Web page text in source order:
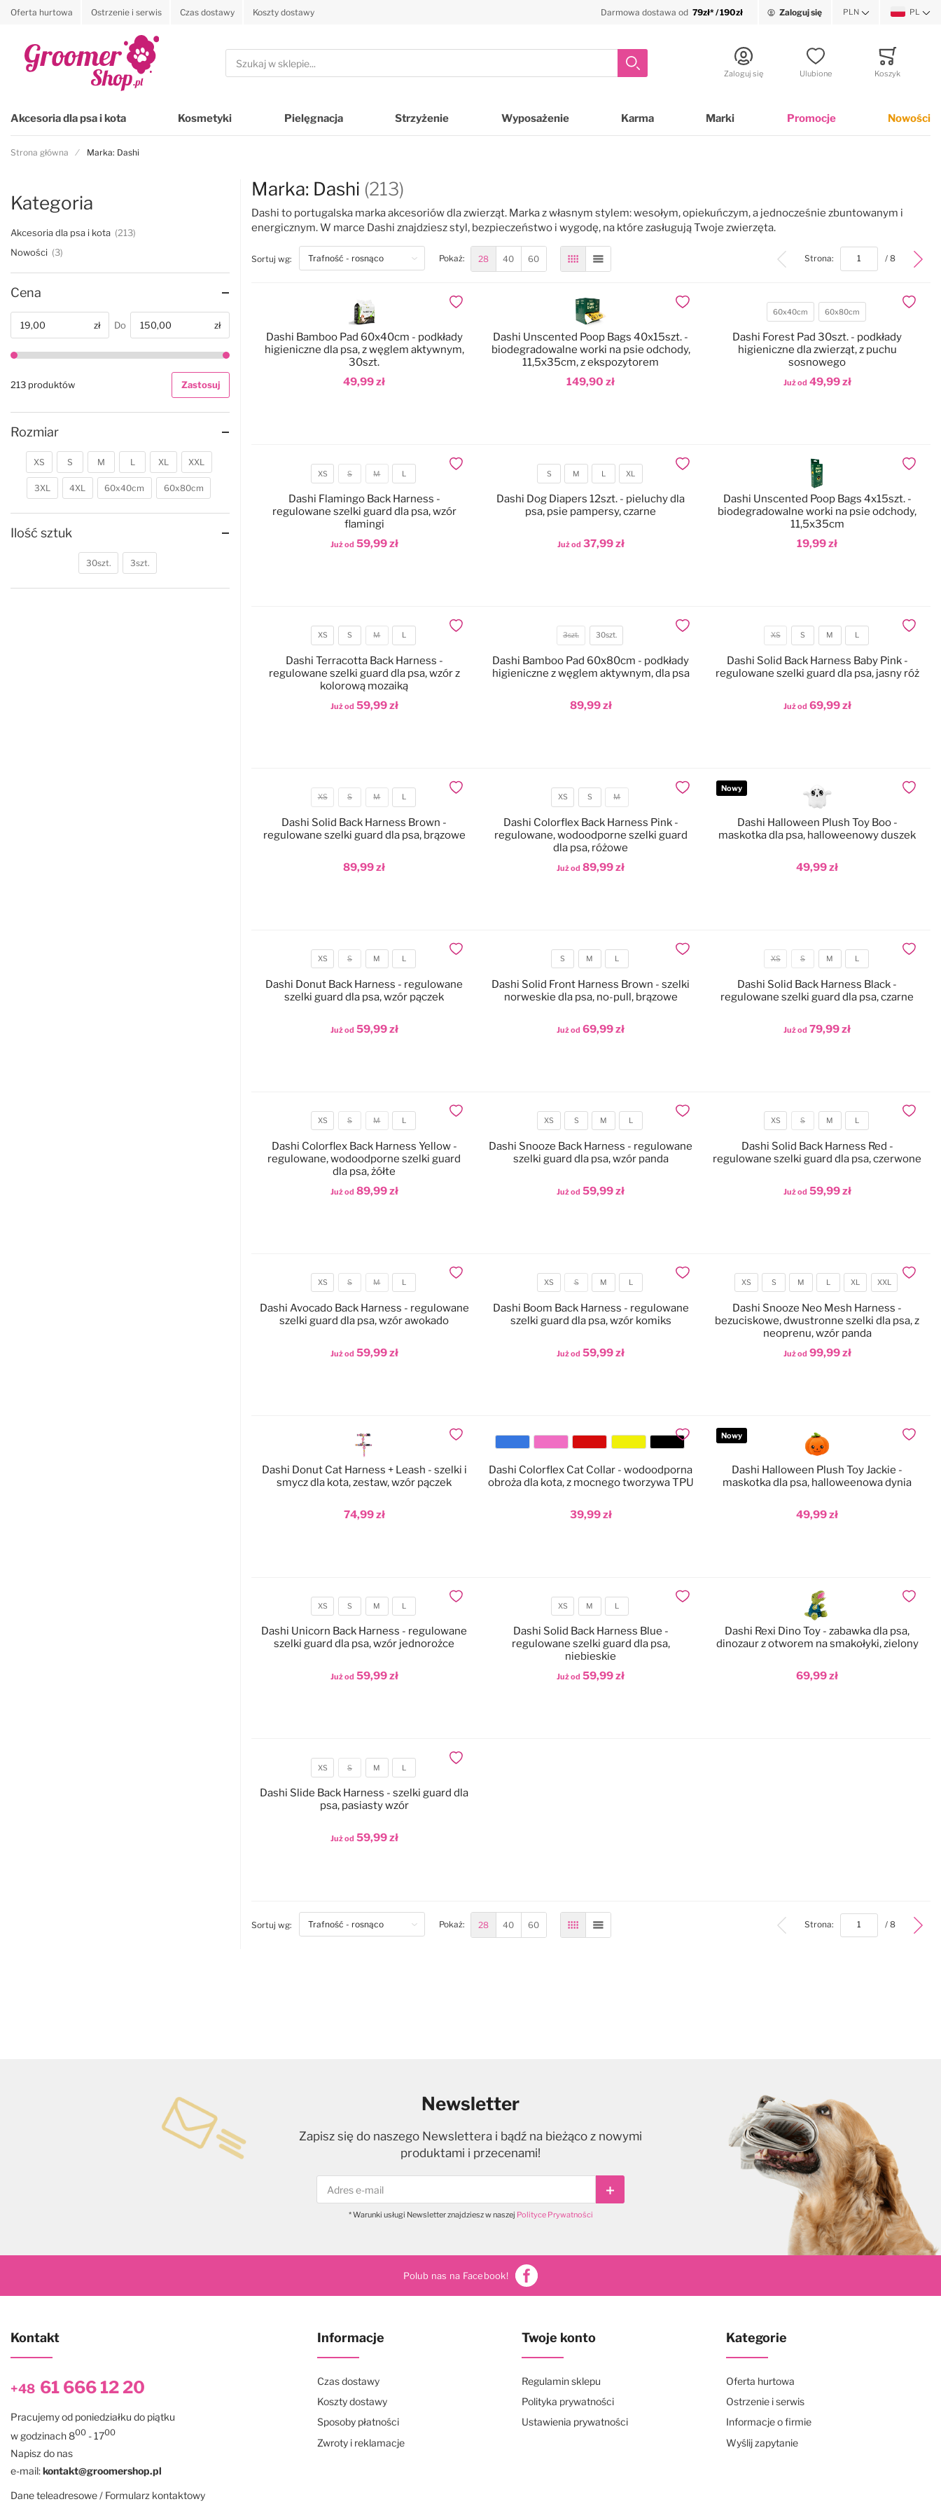
Oferta hurtowa Ostrzenie i serwis Czas dostawy Koszty dostawy Darmowa dostawa od 79zł* / 190zł Zaloguj sięWalutaPLN PL
Szukaj
Szukaj Zaloguj się Ulubione Koszyk
Akcesoria dla psa i kota Kosmetyki Pielęgnacja Strzyżenie Wyposażenie Karma Marki Promocje Nowości
Strona główna Marka: Dashi
Kategoria
Akcesoria dla psa i kota 213
Nowości
3
Cena
Od zł Do zł
213 produktów Zastosuj
Rozmiar
XS S M L XL XXL
3XL 4XL 60x40cm 60x80cm
Ilość sztuk
30szt. 3szt.
Marka: Dashi (213)
Dashi to portugalska marka akcesoriów dla zwierząt. Marka z własnym stylem: wesołym, opiekuńczym, a jednocześnie zbuntowanym i
energicznym. W marce Dashi znajdziesz styl, bezpieczeństwo i wygodę, na które zasługują Twoje zwierzęta.
Sortuj wg:top Pokaż: 28 40 60 SiatkaLista Strona:top / 8
49,99 zł
Dashi Bamboo Pad 60x40cm - podkłady
higieniczne dla psa, z węglem aktywnym,
30szt.
Dodaj do ulubionych
149,90 zł
Dashi Unscented Poop Bags 40x15szt. -
biodegradowalne worki na psie odchody,
11,5x35cm, z ekspozytorem
Dodaj do ulubionych
Rozmiar
60x40cm 60x80cm
Już od 49,99 zł
Dashi Forest Pad 30szt. - podkłady
higieniczne dla zwierząt, z puchu
sosnowego
Dodaj
Rozmiar
XS S M L
Już od 59,99 zł
Dashi Flamingo Back Harness -
regulowane szelki guard dla psa, wzór
flamingi
Dodaj do ulubionych
Rozmiar
S M L XL
Już od 37,99 zł
Dashi Dog Diapers 12szt. - pieluchy dla
psa, psie pampersy, czarne
Dodaj do ulubionych
19,99 zł
Dashi Unscented Poop Bags 4x15szt. -
biodegradowalne worki na psie odchody,
11,5x35cm
Dodaj
Rozmiar
XS S M L
Już od 59,99 zł
Dashi Terracotta Back Harness -
regulowane szelki guard dla psa, wzór z
kolorową mozaiką
Dodaj do ulubionych
Ilość
sztuk
3szt. 30szt.
89,99 zł
Dashi Bamboo Pad 60x80cm - podkłady
higieniczne z węglem aktywnym, dla psa
Dodaj do ulubionych
Rozmiar
XS S M L
Już od 69,99 zł
Dashi Solid Back Harness Baby Pink -
regulowane szelki guard dla psa, jasny róż
Dodaj
Rozmiar
XS S M L
89,99 zł
Dashi Solid Back Harness Brown -
regulowane szelki guard dla psa, brązowe
Dodaj do ulubionych
Rozmiar
XS S M
Już od 89,99 zł
Dashi Colorflex Back Harness Pink -
regulowane, wodoodporne szelki guard
dla psa, różowe
Dodaj do ulubionych
Nowy
49,99 zł
Dashi Halloween Plush Toy Boo -
maskotka dla psa, halloweenowy duszek
Dodaj
Rozmiar
XS S M L
Już od 59,99 zł
Dashi Donut Back Harness - regulowane
szelki guard dla psa, wzór pączek
Dodaj do ulubionych
Rozmiar
S M L
Już od 69,99 zł
Dashi Solid Front Harness Brown - szelki
norweskie dla psa, no-pull, brązowe
Dodaj do ulubionych
Rozmiar
XS S M L
Już od 79,99 zł
Dashi Solid Back Harness Black -
regulowane szelki guard dla psa, czarne
Dodaj
Rozmiar
XS S M L
Już od 89,99 zł
Dashi Colorflex Back Harness Yellow -
regulowane, wodoodporne szelki guard
dla psa, żółte
Dodaj do ulubionych
Rozmiar
XS S M L
Już od 59,99 zł
Dashi Snooze Back Harness - regulowane
szelki guard dla psa, wzór panda
Dodaj do ulubionych
Rozmiar
XS S M L
Już od 59,99 zł
Dashi Solid Back Harness Red -
regulowane szelki guard dla psa, czerwone
Dodaj
Rozmiar
XS S M L
Już od 59,99 zł
Dashi Avocado Back Harness - regulowane
szelki guard dla psa, wzór awokado
Dodaj do ulubionych
Rozmiar
XS S M L
Już od 59,99 zł
Dashi Boom Back Harness - regulowane
szelki guard dla psa, wzór komiks
Dodaj do ulubionych
Rozmiar
XS S M L XL XXL
Już od 99,99 zł
Dashi Snooze Neo Mesh Harness -
bezuciskowe, dwustronne szelki dla psa, z
neoprenu, wzór panda
Dodaj
74,99 zł
Dashi Donut Cat Harness + Leash - szelki i
smycz dla kota, zestaw, wzór pączek
Dodaj do ulubionych
Kolor
39,99 zł
Dashi Colorflex Cat Collar - wodoodporna
obroża dla kota, z mocnego tworzywa TPU
Dodaj do ulubionych
Nowy
49,99 zł
Dashi Halloween Plush Toy Jackie -
maskotka dla psa, halloweenowa dynia
Dodaj
Rozmiar
XS S M L
Już od 59,99 zł
Dashi Unicorn Back Harness - regulowane
szelki guard dla psa, wzór jednorożce
Dodaj do ulubionych
Rozmiar
XS M L
Już od 59,99 zł
Dashi Solid Back Harness Blue -
regulowane szelki guard dla psa,
niebieskie
Dodaj do ulubionych
69,99 zł
Dashi Rexi Dino Toy - zabawka dla psa,
dinozaur z otworem na smakołyki, zielony
Dodaj
Rozmiar
XS S M L
Już od 59,99 zł
Dashi Slide Back Harness - szelki guard dla
psa, pasiasty wzór
Dodaj do ulubionych
Sortuj wg:bottom Pokaż: 28 40 60 SiatkaLista Strona:bottom / 8
Newsletter
Zapisz się do naszego Newslettera i bądź na bieżąco z nowymi
produktami i przecenami!
Subskrybuj
* Warunki usługi Newsletter znajdziesz w naszej Polityce Prywatności
Polub nas na Facebook!
Kontakt
+48 61 666 12 20
Pracujemy od poniedziałku do piątku
w godzinach 800 - 1700
Napisz do nas
e-mail:kontakt@groomershop.pl
Dane teleadresowe / Formularz kontaktowy
Informacje
Czas dostawy
Koszty dostawy
Sposoby płatności
Zwroty i reklamacje
Twoje konto
Regulamin sklepu
Polityka prywatności
Ustawienia prywatności
Kategorie
Oferta hurtowa
Ostrzenie i serwis
Informacje o firmie
Wyślij zapytanie